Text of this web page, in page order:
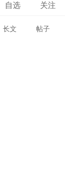
自选 关注
长文 帖子